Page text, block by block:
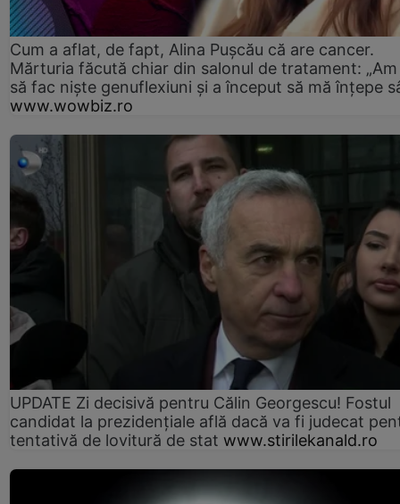
Cum a aflat, de fapt, Alina Pușcău că are cancer.
Mărturia făcută chiar din salonul de tratament:
să fac niște genuflexiuni și a început să mă înțepe
www.wowbiz.ro
UPDATE Zi decisivă pentru Călin Georgescu! Fostul
candidat la prezidențiale află dacă va fi judecat
tentativă de lovitură de stat www.stirilekanald.ro